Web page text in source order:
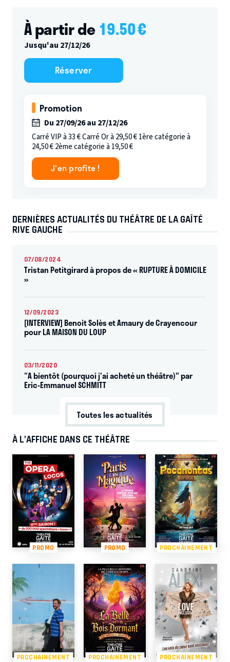
À partir de19.50€
Jusqu'au 27/12/26
Réserver
Promotion
Du 27/09/26 au 27/12/26
Carré VIP à 33 € Carré Or à 29,50 € 1ère catégorie à
24,50 € 2ème catégorie à 19,50 €
J'en profite !
DERNIÈRES ACTUALITÉS DU THÉÂTRE DE LA GAÎTÉ
RIVE GAUCHE
07/08/2024
Tristan Petitgirard à propos de « RUPTURE À DOMICILE
»
12/09/2023
[INTERVIEW] Benoit Solès et Amaury de Crayencour
pour LA MAISON DU LOUP
03/11/2020
"A bientôt (pourquoi j'ai acheté un théâtre)" par
Eric-Emmanuel SCHMITT
Toutes les actualités
À L’AFFICHE DANS CE THÉÂTRE
PROMO PROMO PROCHAINEMENT
PROCHAINEMENT PROCHAINEMENT PROCHAINEMENT